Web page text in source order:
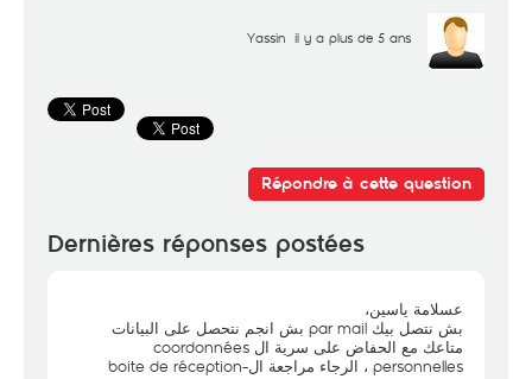
Yassin il y a plus de 5 ans
Répondre à cette question
Dernières réponses postées
عسلامة ياسين،
بش نتصل بيك par mail بش انجم نتحصل على البيانات
متاعك مع الحفاض على سرية ال coordonnées
personnelles ، الرجاء مراجعة ال-boite de réception